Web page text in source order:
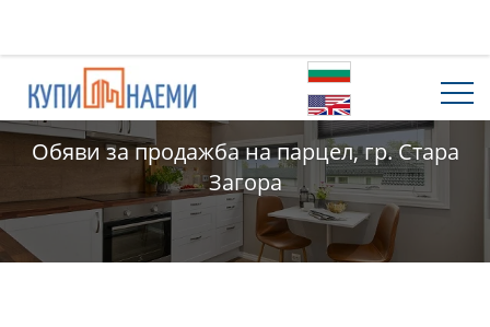
Обяви за продажба на парцел, гр. Стара
Загора